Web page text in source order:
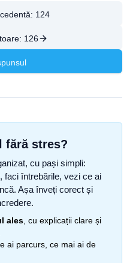
124
126
fără stres?
cu pași simpli:
faci întrebările, vezi ce ai
Așa înveți corect și
ales , cu explicații clare și
ai parcurs, ce mai ai de